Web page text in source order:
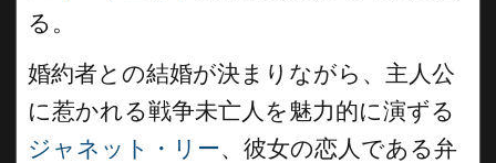
る。
婚約者との結婚が決まりながら、主人公
に惹かれる戦争未亡人を魅力的に演ずる
ジャネット・リー、彼女の恋人である弁